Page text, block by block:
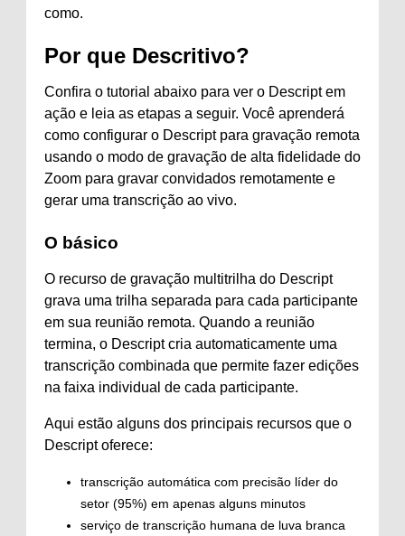
como.
Por que Descritivo?
Confira o tutorial abaixo para ver o Descript em
ação e leia as etapas a seguir. Você aprenderá
como configurar o Descript para gravação remota
usando o modo de gravação de alta fidelidade do
Zoom para gravar convidados remotamente e
gerar uma transcrição ao vivo.
O básico
O recurso de gravação multitrilha do Descript
grava uma trilha separada para cada participante
em sua reunião remota. Quando a reunião
termina, o Descript cria automaticamente uma
transcrição combinada que permite fazer edições
na faixa individual de cada participante.
Aqui estão alguns dos principais recursos que o
Descript oferece:
transcrição automática com precisão líder do
setor (95%) em apenas alguns minutos
serviço de transcrição humana de luva branca